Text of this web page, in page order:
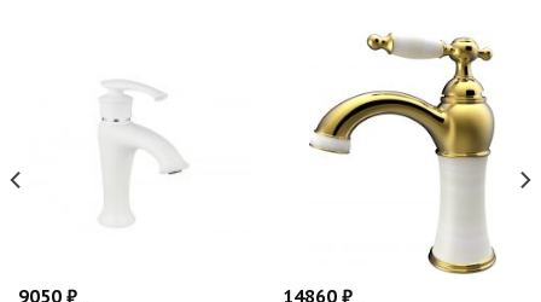
9050 ₽ 14860 ₽